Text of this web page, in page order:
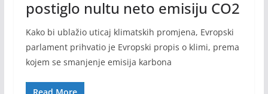
postiglo nultu neto emisiju CO2
Kako bi ublažio uticaj klimatskih promjena, Evropski
parlament prihvatio je Evropski propis o klimi, prema
kojem se smanjenje emisija karbona
Read More